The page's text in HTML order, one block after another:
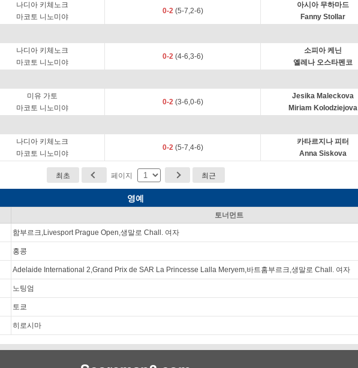
나디아 키체노크
마코토 니노미야
0-2(5-7,2-6)
아시아 무하마드
Fanny Stollar
나디아 키체노크
마코토 니노미야
0-2(4-6,3-6)
소피아 케닌
옐레나 오스타펜코
미유 가토
마코토 니노미야
0-2(3-6,0-6)
Jesika Maleckova
Miriam Kolodziejova
나디아 키체노크
마코토 니노미야
0-2(5-7,4-6)
카타르지나 피터
Anna Siskova
최초 페이지 최근
영예
토너먼트
함부르크,Livesport Prague Open,생말로 Chall. 여자
홍콩
Adelaide International 2,Grand Prix de SAR La Princesse Lalla Meryem,바트홈부르크,생말로 Chall. 여자
노팅엄
토쿄
히로시마